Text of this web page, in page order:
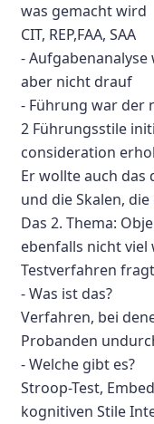
was gemacht wird
CIT, REP,FAA, SAA
-
aber nicht drauf
- Führung war der
2 Führungsstile
consideration
Er wollte auch das
und die Skalen,
Das 2. Thema:
ebenfalls nicht
Testverfahren
- Was ist das?
Verfahren, bei
Probanden
- Welche gibt es?
Stroop-Test,
kognitiven Stile